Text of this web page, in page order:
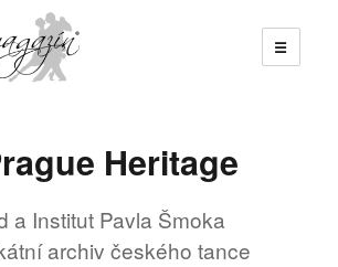
☰
Heritage
a Institut Pavla Šmoka
archiv českého tance